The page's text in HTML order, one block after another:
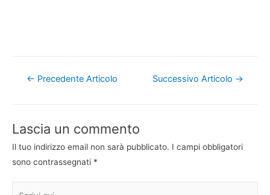
Navigazione
← Precedente Articolo Successivo Articolo →
Lascia un commento
Il tuo indirizzo email non sarà pubblicato. I campi obbligatori
sono contrassegnati *